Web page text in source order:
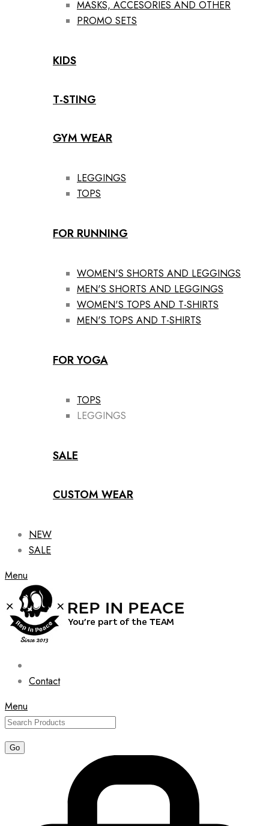
MASKS, ACCESORIES AND OTHER
PROMO SETS
KIDS
T-STING
GYM WEAR
LEGGINGS
TOPS
FOR RUNNING
WOMEN'S SHORTS AND LEGGINGS
MEN'S SHORTS AND LEGGINGS
WOMEN'S TOPS AND T-SHIRTS
MEN'S TOPS AND T-SHIRTS
FOR YOGA
TOPS
LEGGINGS
SALE
CUSTOM WEAR
NEW
SALE
Menu
Contact
Menu